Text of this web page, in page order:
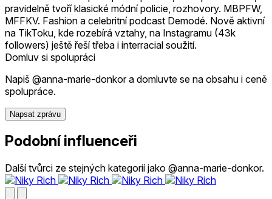
pravidelně tvoří klasické módní policie, rozhovory. MBPFW,
MFFKV. Fashion a celebritní podcast Demodé. Nově aktivní
na TikToku, kde rozebírá vztahy, na Instagramu (43k
followers) ještě řeší třeba i interracial soužití.
Domluv si spolupráci
Napiš @anna-marie-donkor a domluvte se na obsahu i ceně
spolupráce.
Napsat zprávu
Podobní influenceři
Další tvůrci ze stejných kategorií jako @anna-marie-donkor.